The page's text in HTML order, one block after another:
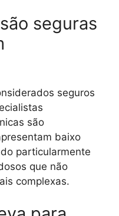
seguras
seguros
são
baixo
particularmente
que não
complexas.